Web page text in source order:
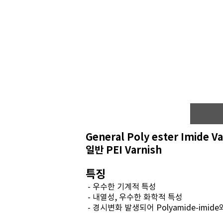
General Poly ester Imide
일반 PEI Varnish
특징
- 우수한 기계적 특성
- 내열성, 우수한 화학적 특성
- 경시변화 발생되어 Polyamide-imide